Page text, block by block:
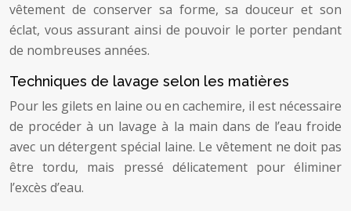
vêtement de conserver sa forme, sa douceur et son
éclat, vous assurant ainsi de pouvoir le porter pendant
de nombreuses années.
Techniques de lavage selon les matières
Pour les gilets en laine ou en cachemire, il est nécessaire
de procéder à un lavage à la main dans de l’eau froide
avec un détergent spécial laine. Le vêtement ne doit pas
être tordu, mais pressé délicatement pour éliminer
l’excès d’eau.